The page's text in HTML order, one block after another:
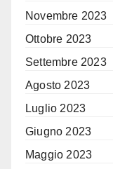
Novembre 2023
Ottobre 2023
Settembre 2023
Agosto 2023
Luglio 2023
Giugno 2023
Maggio 2023